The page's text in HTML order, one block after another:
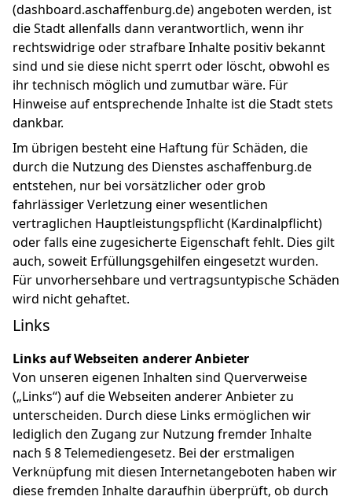
(dashboard.aschaffenburg.de) angeboten werden, ist
die Stadt allenfalls dann verantwortlich, wenn ihr
rechtswidrige oder strafbare Inhalte positiv bekannt
sind und sie diese nicht sperrt oder löscht, obwohl es
ihr technisch möglich und zumutbar wäre. Für
Hinweise auf entsprechende Inhalte ist die Stadt stets
dankbar.
Im übrigen besteht eine Haftung für Schäden, die
durch die Nutzung des Dienstes aschaffenburg.de
entstehen, nur bei vorsätzlicher oder grob
fahrlässiger Verletzung einer wesentlichen
vertraglichen Hauptleistungspflicht (Kardinalpflicht)
oder falls eine zugesicherte Eigenschaft fehlt. Dies gilt
auch, soweit Erfüllungsgehilfen eingesetzt wurden.
Für unvorhersehbare und vertragsuntypische Schäden
wird nicht gehaftet.
Links
Links auf Webseiten anderer Anbieter
Von unseren eigenen Inhalten sind Querverweise
(„Links“) auf die Webseiten anderer Anbieter zu
unterscheiden. Durch diese Links ermöglichen wir
lediglich den Zugang zur Nutzung fremder Inhalte
nach § 8 Telemediengesetz. Bei der erstmaligen
Verknüpfung mit diesen Internetangeboten haben wir
diese fremden Inhalte daraufhin überprüft, ob durch